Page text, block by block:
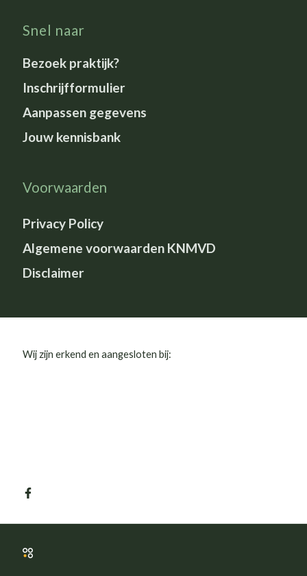
Snel naar
Bezoek praktijk?
Inschrijfformulier
Aanpassen gegevens
Jouw kennisbank
Voorwaarden
Privacy Policy
Algemene voorwaarden KNMVD
Disclaimer
Wij zijn erkend en aangesloten bij: